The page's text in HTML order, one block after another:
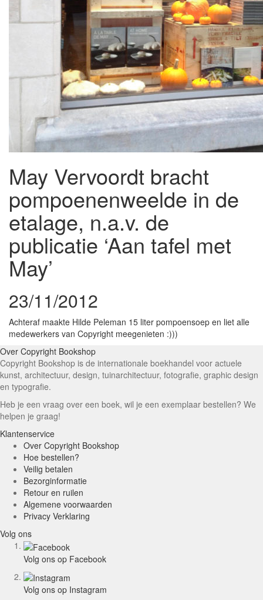
May Vervoordt bracht
pompoenenweelde in de
etalage, n.a.v. de
publicatie ‘Aan tafel met
May’
23/11/2012
Achteraf maakte Hilde Peleman 15 liter pompoensoep en liet alle
medewerkers van Copyright meegenieten :)))
Over Copyright Bookshop
Copyright Bookshop is de internationale boekhandel voor actuele
kunst, architectuur, design, tuinarchitectuur, fotografie, graphic design
en typografie.
Heb je een vraag over een boek, wil je een exemplaar bestellen? We
helpen je graag!
Klantenservice
Over Copyright Bookshop
Hoe bestellen?
Veilig betalen
Bezorginformatie
Retour en ruilen
Algemene voorwaarden
Privacy Verklaring
Volg ons
Volg ons op Facebook
Volg ons op Instagram